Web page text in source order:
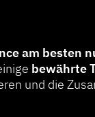
am besten
bewährte
und die